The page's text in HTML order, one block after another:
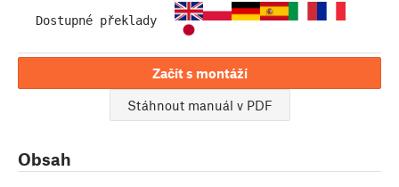
Dostupné překlady
Začít s montáží
Stáhnout manuál v PDF
Obsah